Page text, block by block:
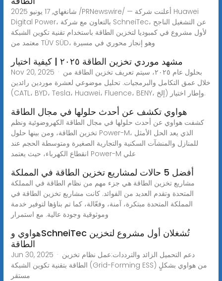
شانغهاي, 17 يونيو 2025 /PRNewswire/ — أعلنت شركة Huawei
Digital Power، بالتعاون مع شركة SchneiTec، عن التشغيل الناجح
لأول مشروع في كمبوديا لتخزين الطاقة باستخدام تقنية تكوين الشبكة
معتمد من TÜV SÜD، وهو إنجاز محوري في مسيرة
مشهد موردي تخزين الطاقة ٢٠٢٥ | كيفية اختيار
Nov 20, 2025 · بحلول عام ٢٠٢٥، سيتم تعريف تخزين الطاقة من
خلال عمق التكامل والبرمجيات. تحليل موضوعي لعشرة موردين رائدين
(CATL، BYD، Tesla، Huawei، Fluence، BENY، إلخ) وإطار اختيار.
هواوي تكشف عن أحدث حلولها في مجال الطاقة
كشفت هواوي عن أحدث حلولها في مجال الطاقة الكهروضوئية ونظم
تخزين الطاقة، ومن بينها حلول Power-M، الذي يعد الحل الأمثل
للمنازل والمنشآت السكنية والتجارية الصغيرة ومتوسطة الحجم عند
انقطاع الكهرباء، حيث يعتمد Power-M علي
أفضل 5 حالات لمشاريع تخزين الطاقة في المملكة
مشاريع تخزين الطاقة هي جزء مهم من نظام الطاقة في المملكة
المتحدة وتقدم العديد من الفوائد. كانت مشاريع تخزين الطاقة في
المملكة المتحدة مبتكرة، آمنة، وفعّالة، كما تم بناؤها لتوفير خدمة
وموثوقية وجودة عالية. مع استمرار
هواوي وSchneiTec تُشغلان أول مشروع لتخزين
الطاقة
Jun 30, 2025 · دعم التحميل الزائد والترددات:عمل نظام تخزين
الطاقة بتقنية تكوين الشبكة (Grid-Forming ESS) من هواوي بشكلٍ
مستقر